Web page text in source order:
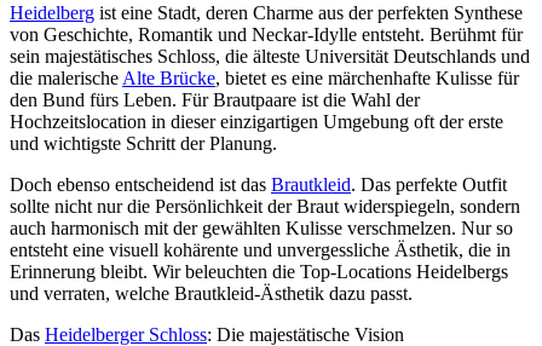
Heidelberg ist eine Stadt, deren Charme aus der perfekten Synthese
von Geschichte, Romantik und Neckar-Idylle entsteht. Berühmt für
sein majestätisches Schloss, die älteste Universität Deutschlands und
die malerische Alte Brücke, bietet es eine märchenhafte Kulisse für
den Bund fürs Leben. Für Brautpaare ist die Wahl der
Hochzeitslocation in dieser einzigartigen Umgebung oft der erste
und wichtigste Schritt der Planung.
Doch ebenso entscheidend ist das Brautkleid. Das perfekte Outfit
sollte nicht nur die Persönlichkeit der Braut widerspiegeln, sondern
auch harmonisch mit der gewählten Kulisse verschmelzen. Nur so
entsteht eine visuell kohärente und unvergessliche Ästhetik, die in
Erinnerung bleibt. Wir beleuchten die Top-Locations Heidelbergs
und verraten, welche Brautkleid-Ästhetik dazu passt.
Das Heidelberger Schloss: Die majestätische Vision